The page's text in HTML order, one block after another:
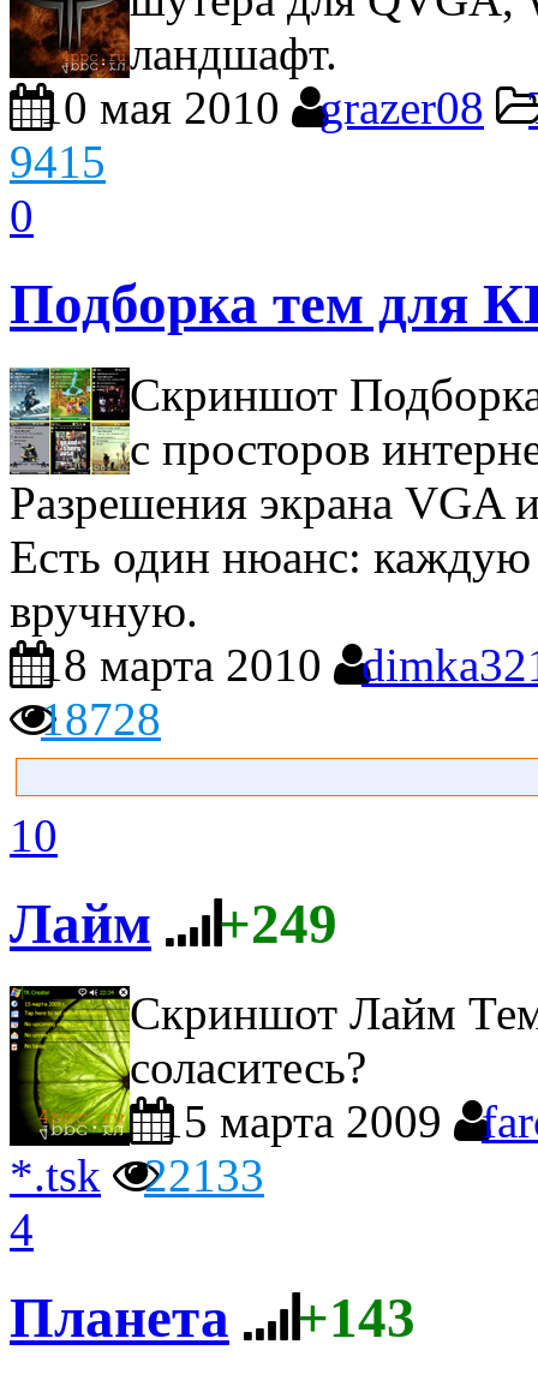
ландшафт.
10 мая 2010
grazer08
9415
0
Подборка тем для
Скриншот
с просторов
Разрешения экрана VGA
Есть один нюанс: каждую
вручную.
18 марта 2010
18728
10
Лайм +249
Скриншот Лайм
соласитесь?
15 марта 2009
*.tsk
22133
4
Планета +143